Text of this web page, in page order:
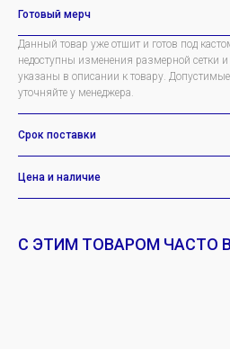
Готовый мерч
Данный товар уже отшит и готов под
недоступны изменения размерной сетки
указаны в описании к товару.
уточняйте у менеджера.
Срок поставки
Цена и наличие
С ЭТИМ ТОВАРОМ ЧАСТО